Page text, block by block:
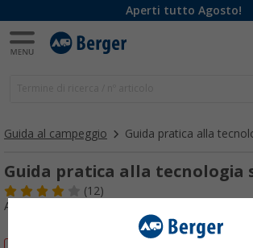
Aperti tutto Agosto!
Guida al campeggio Guida pratica alla
Guida pratica alla tecnologia
(12)
Articolo n: 233730